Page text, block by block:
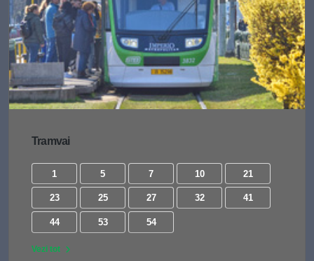
Tramvai
1 5 7 10 21
23 25 27 32 41
44 53 54
Vezi tot